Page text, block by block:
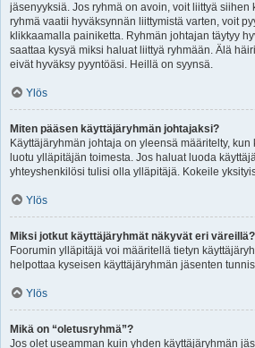
jäsenyyksiä. Jos ryhmä on avoin, voit liittyä
ryhmä vaatii hyväksynnän liittymistä varten, voit
klikkaamalla painiketta. Ryhmän johtajan täytyy
saattaa kysyä miksi haluat liittyä ryhmään. Älä
eivät hyväksy pyyntöäsi. Heillä on syynsä.
Ylös
Miten pääsen käyttäjäryhmän johtajaksi?
Käyttäjäryhmän johtaja on yleensä määritelty,
luotu ylläpitäjän toimesta. Jos haluat luoda
yhteyshenkilösi tulisi olla ylläpitäjä. Kokeile
Ylös
Miksi jotkut käyttäjäryhmät näkyvät eri väreillä?
Foorumin ylläpitäjä voi määritellä tietyn
helpottaa kyseisen käyttäjäryhmän jäsenten
Ylös
Mikä on “oletusryhmä”?
Jos olet useamman kuin yhden käyttäjäryhmän